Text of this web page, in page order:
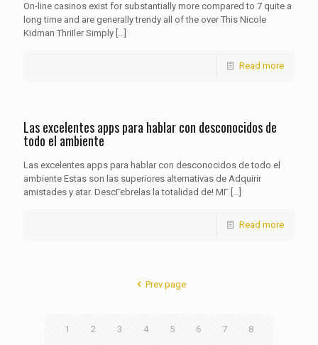
On-line casinos exist for substantially more compared to 7 quite a
long time and are generally trendy all of the over This Nicole
Kidman ThriIler Simply […]
Read more
Las excelentes apps para hablar con desconocidos de
todo el ambiente
Las excelentes apps para hablar con desconocidos de todo el
ambiente Estas son las superiores alternativas de Adquirir
amistades y atar. DescГєbrelas la totalidad de! MГ­ […]
Read more
Prev page
1 2 3 4 5 6 7 8